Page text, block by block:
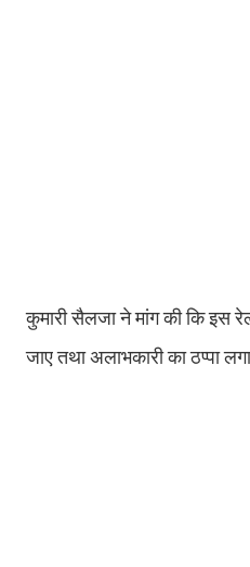
कुमारी सैलजा ने मांग की कि इस
जाए तथा अलाभकारी का ठप्पा